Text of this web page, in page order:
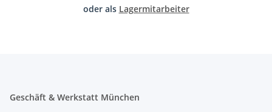
oder als Lagermitarbeiter
Geschäft & Werkstatt München